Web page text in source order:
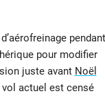
pendant
pour modifier
juste avant Noël
actuel est censé